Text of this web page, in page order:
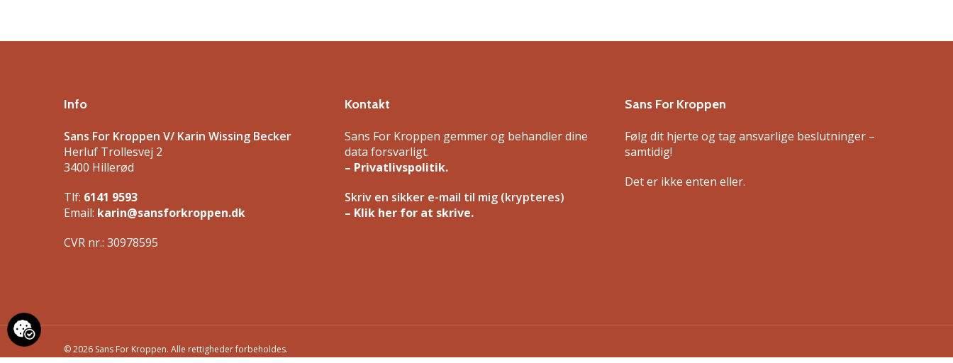
Info
Sans For Kroppen V/ Karin Wissing Becker
Herluf Trollesvej 2
3400 Hillerød
Tlf: 6141 9593
Email: karin@sansforkroppen.dk
CVR nr.: 30978595
Kontakt
Sans For Kroppen gemmer og behandler dine
data forsvarligt.
– Privatlivspolitik.
Skriv en sikker e-mail til mig (krypteres)
– Klik her for at skrive.
Sans For Kroppen
Følg dit hjerte og tag ansvarlige beslutninger –
samtidig!
Det er ikke enten eller.
© 2026 Sans For Kroppen. Alle rettigheder forbeholdes.